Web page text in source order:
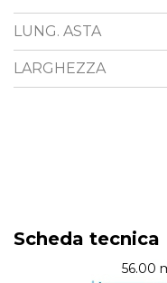
LUNG. ASTA
LARGHEZZA
Scheda tecnica
56.00